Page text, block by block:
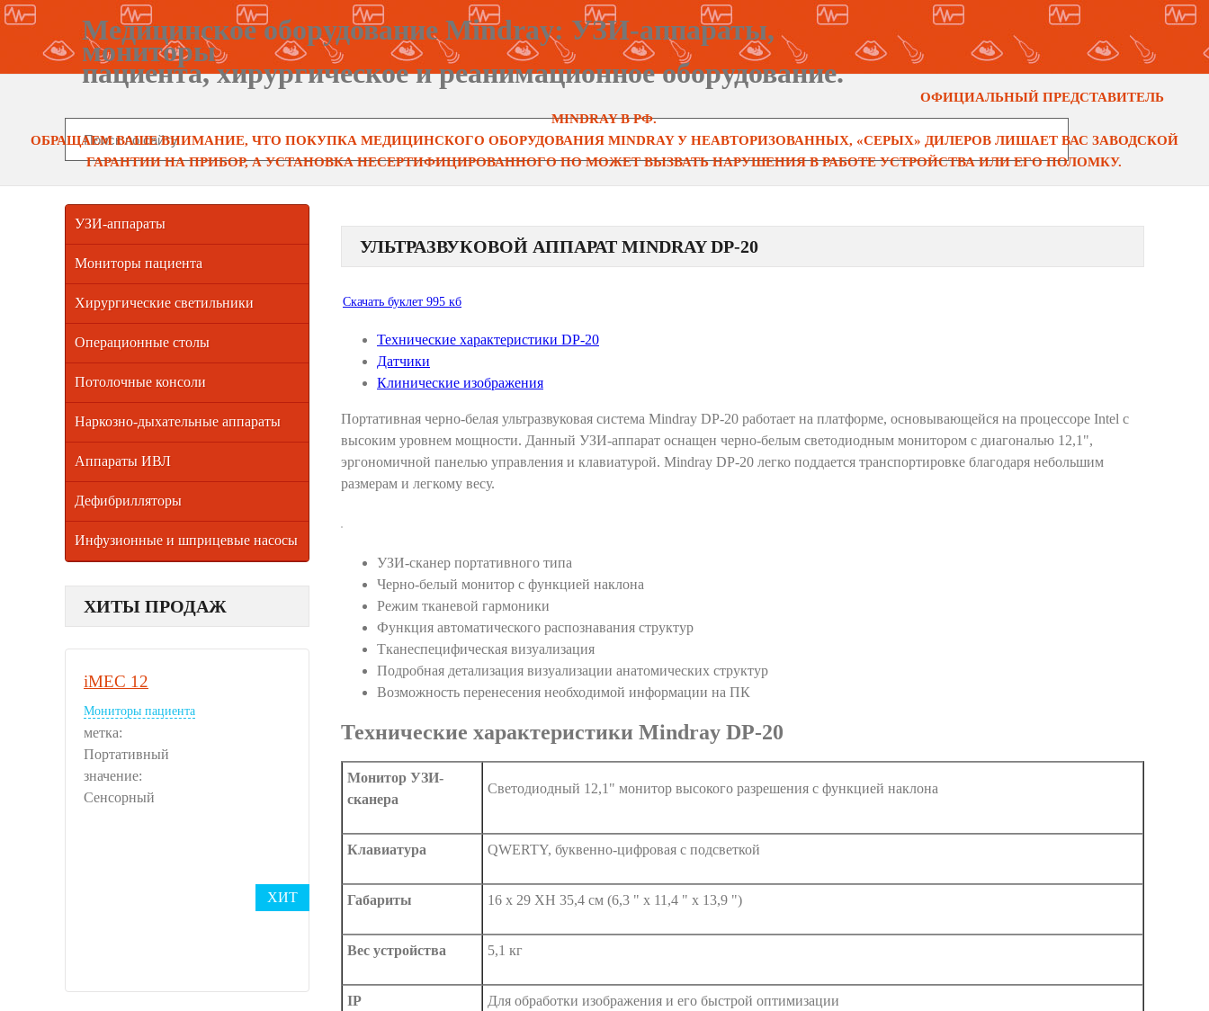
Медицинское оборудование Mindray: УЗИ-аппараты,
мониторы
пациента, хирургическое и реанимационное оборудование.
ОФИЦИАЛЬНЫЙ ПРЕДСТАВИТЕЛЬ
MINDRAY В РФ.
ОБРАЩАЕМ ВАШЕ ВНИМАНИЕ, ЧТО ПОКУПКА МЕДИЦИНСКОГО ОБОРУДОВАНИЯ MINDRAY У НЕАВТОРИЗОВАННЫХ, «СЕРЫХ» ДИЛЕРОВ ЛИШАЕТ ВАС ЗАВОДСКОЙ
ГАРАНТИИ НА ПРИБОР, А УСТАНОВКА НЕСЕРТИФИЦИРОВАННОГО ПО МОЖЕТ ВЫЗВАТЬ НАРУШЕНИЯ В РАБОТЕ УСТРОЙСТВА ИЛИ ЕГО ПОЛОМКУ.
УЗИ-аппараты
Мониторы пациента
Хирургические светильники
Операционные столы
Потолочные консоли
Наркозно-дыхательные аппараты
Аппараты ИВЛ
Дефибрилляторы
Инфузионные и шприцевые насосы
ХИТЫ ПРОДАЖ
iMEC 12
ХИТ
Мониторы пациента
метка:
Портативный
значение:
Сенсорный
УЛЬТРАЗВУКОВОЙ АППАРАТ MINDRAY DP-20
Скачать буклет 995 кб
Технические характеристики DP-20
Датчики
Клинические изображения
Портативная черно-белая ультразвуковая система Mindray DP-20 работает на платформе, основывающейся на процессоре Intel с
высоким уровнем мощности. Данный УЗИ-аппарат оснащен черно-белым светодиодным монитором с диагональю 12,1",
эргономичной панелью управления и клавиатурой. Mindray DP-20 легко поддается транспортировке благодаря небольшим
размерам и легкому весу.
УЗИ-сканер портативного типа
Черно-белый монитор с функцией наклона
Режим тканевой гармоники
Функция автоматического распознавания структур
Тканеспецифическая визуализация
Подробная детализация визуализации анатомических структур
Возможность перенесения необходимой информации на ПК
Технические характеристики Mindray DP-20
Монитор УЗИ-
сканера
Светодиодный 12,1" монитор высокого разрешения с функцией наклона
Клавиатура QWERTY, буквенно-цифровая с подсветкой
Габариты 16 х 29 XH 35,4 см (6,3 " х 11,4 " х 13,9 ")
Вес устройства 5,1 кг
IP Для обработки изображения и его быстрой оптимизации